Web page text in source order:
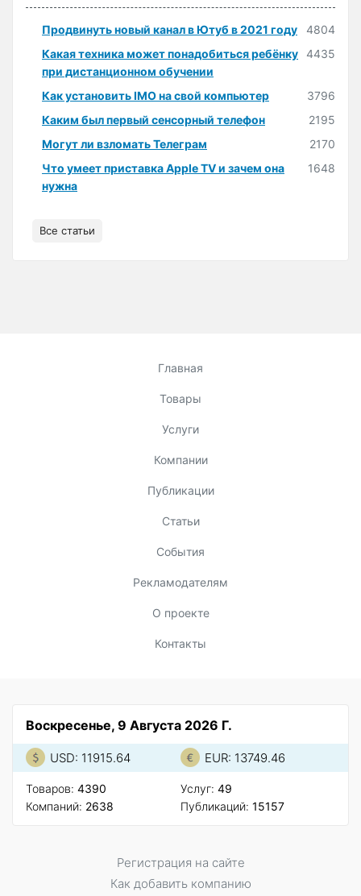
Продвинуть новый канал в Ютуб в 2021 году
4804
Какая техника может понадобиться ребёнку
при дистанционном обучении
4435
Как установить IMO на свой компьютер
3796
Каким был первый сенсорный телефон
2195
Могут ли взломать Телеграм
2170
Что умеет приставка Apple TV и зачем она
нужна
1648
Все статьи
Главная
Товары
Услуги
Компании
Публикации
Статьи
События
Рекламодателям
О проекте
Контакты
Воскресенье, 9 Августа 2026 Г.
USD: 11915.64 EUR: 13749.46
Товаров: 4390
Компаний: 2638
Услуг: 49
Публикаций: 15157
Регистрация на сайте
Как добавить компанию